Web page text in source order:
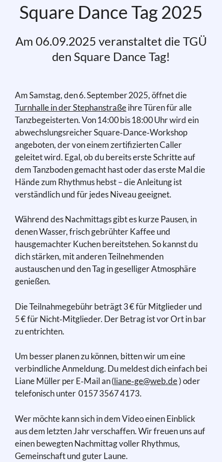
Square Dance Tag 2025
Am 06.09.2025 veranstaltet die TGÜ
den Square Dance Tag!
Am Samstag, den 6. September 2025, öffnet die
Turnhalle in der Stephanstraßeihre Türen für alle
Tanzbegeisterten. Von 14:00 bis 18:00 Uhr wird ein
abwechslungsreicher Square‑Dance‑Workshop
angeboten, der von einem zertifizierten Caller
geleitet wird. Egal, ob du bereits erste Schritte auf
dem Tanzboden gemacht hast oder das erste Mal die
Hände zum Rhythmus hebst – die Anleitung ist
verständlich und für jedes Niveau geeignet.
Während des Nachmittags gibt es kurze Pausen, in
denen Wasser, frisch gebrühter Kaffee und
hausgemachter Kuchen bereitstehen. So kannst du
dich stärken, mit anderen Teilnehmenden
austauschen und den Tag in geselliger Atmosphäre
genießen.
Die Teilnahmegebühr beträgt 3 € für Mitglieder und
5 € für Nicht‑Mitglieder. Der Betrag ist vor Ort in bar
zu entrichten.
Um besser planen zu können, bitten wir um eine
verbindliche Anmeldung. Du meldest dich einfach bei
Liane Müller per E‑Mail an (liane‑ge@web.de) oder
telefonisch unter 0157 3567 4173.
Wer möchte kann sich in dem Video einen Einblick
aus dem letzten Jahr verschaffen. Wir freuen uns auf
einen bewegten Nachmittag voller Rhythmus,
Gemeinschaft und guter Laune.